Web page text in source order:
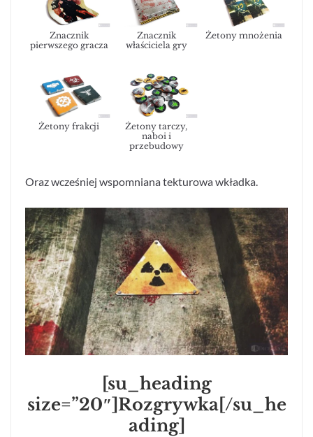
Znacznik
pierwszego gracza
Znacznik
właściciela gry
Żetony mnożenia
Żetony frakcji
Żetony tarczy,
naboi i
przebudowy
Oraz wcześniej wspomniana tekturowa wkładka.
[su_heading
size=”20″]Rozgrywka[/su_he
ading]